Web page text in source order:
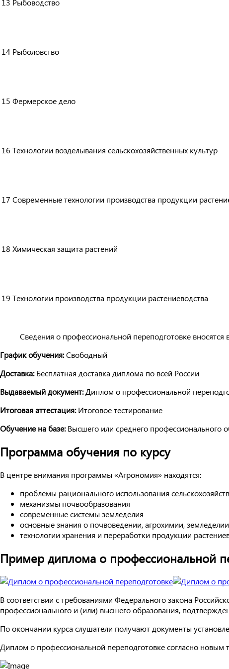
13 Рыбоводство
14 Рыболовство
15 Фермерское дело
16 Технологии возделывания сельскохозяйственных культур
17 Современные технологии производства продукции
18 Химическая защита растений
19 Технологии производства продукции растениеводства
Сведения о профессиональной переподготовке
График обучения:Свободный
Доставка:Бесплатная доставка диплома по всей России
Выдаваемый документ:Диплом о профессиональной
Итоговая аттестация:Итоговое тестирование
Обучение на базе:Высшего или среднего профессионального
Программа обучения по курсу
В центре внимания программы «Агрономия» находятся:
проблемы рационального использования
механизмы почвообразования
современные системы земледелия
основные знания о почвоведении, агрохимии,
технологии хранения и переработки продукции
Пример диплома о профессиональной
В соответствии с требованиями Федерального закона
профессионального и (или) высшего образования,
По окончании курса слушатели получают документы
Диплом о профессиональной переподготовке согласно